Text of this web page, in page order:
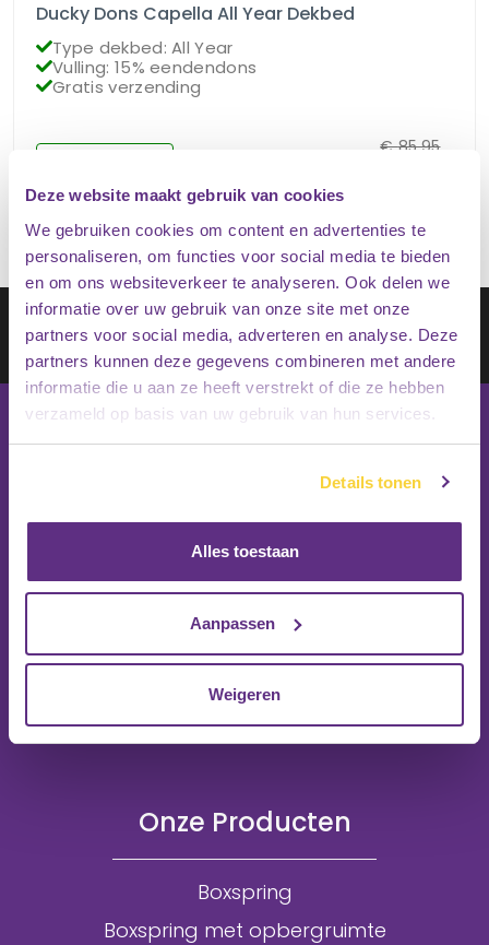
Deze website maakt gebruik van cookies
We gebruiken cookies om content en advertenties te
personaliseren, om functies voor social media te bieden
en om ons websiteverkeer te analyseren. Ook delen we
informatie over uw gebruik van onze site met onze
partners voor social media, adverteren en analyse. Deze
partners kunnen deze gegevens combineren met andere
informatie die u aan ze heeft verstrekt of die ze hebben
verzameld op basis van uw gebruik van hun services.
Details tonen
Alles toestaan
Aanpassen
Weigeren
Ducky Dons Capella All Year Dekbed
Type dekbed: All Year
Vulling: 15% eendendons
Gratis verzending
€85.95
Schrijf je in op onze nieuwsbrief
Inschrijven
Onze Producten
Boxspring
Boxspring met opbergruimte